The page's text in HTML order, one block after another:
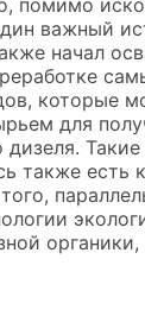
важный
начал
которые
для
дизеля.
также есть